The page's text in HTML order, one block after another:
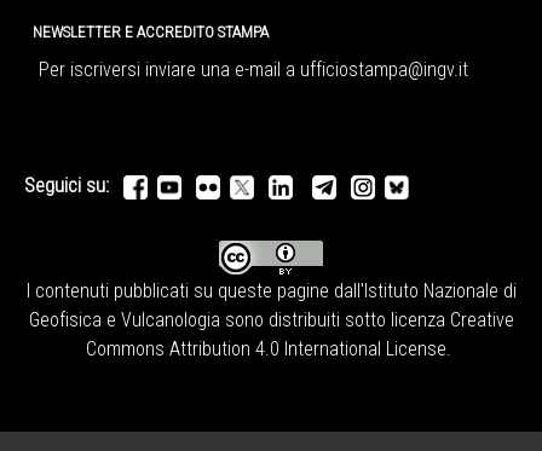
NEWSLETTER E ACCREDITO STAMPA
Per iscriversi inviare una e-mail a ufficiostampa@ingv.it
Seguici su:
I contenuti pubblicati su queste pagine dall' Istituto Nazionale di
Geofisica e Vulcanologia sono distribuiti sotto licenza Creative
Commons Attribution 4.0 International License.